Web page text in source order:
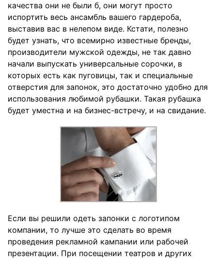
качества они не были б, они могут просто
испортить весь ансамбль вашего гардероба,
выставив вас в нелепом виде. Кстати, полезно
будет узнать, что всемирно известные бренды,
производители мужской одежды, не так давно
начали выпускать универсальные сорочки, в
которых есть как пуговицы, так и специальные
отверстия для запонок, это достаточно удобно для
использования любимой рубашки. Такая рубашка
будет уместна и на бизнес-встречу, и на свидание.
Если вы решили одеть запонки с логотипом
компании, то лучше это сделать во время
проведения рекламной кампании или рабочей
презентации. При посещении театров и других